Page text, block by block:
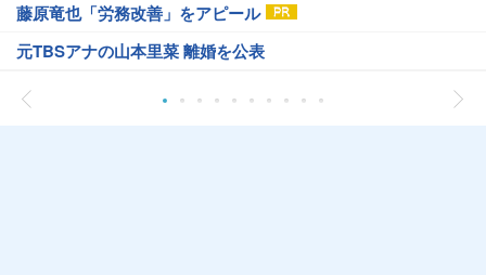
藤原竜也「労務改善」をアピール
元TBSアナの山本里菜 離婚を公表